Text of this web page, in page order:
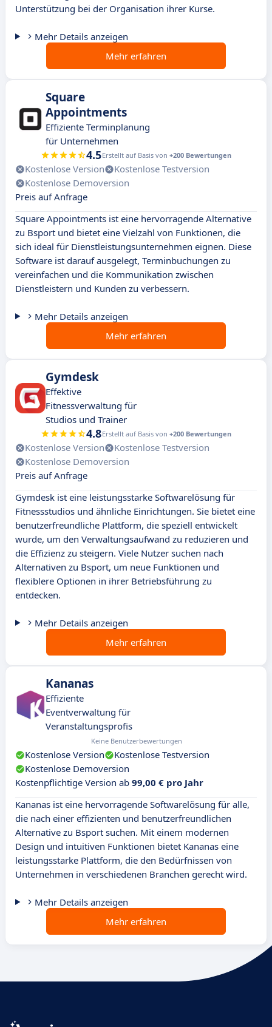
Unterstützung bei der Organisation ihrer Kurse.
Mehr Details anzeigen
Mehr erfahren
Square
Appointments
Effiziente Terminplanung
für Unternehmen
4.5Erstellt auf Basis von +200 Bewertungen
Kostenlose Version
Kostenlose Testversion
Kostenlose Demoversion
Preis auf Anfrage
Square Appointments ist eine hervorragende Alternative
zu Bsport und bietet eine Vielzahl von Funktionen, die
sich ideal für Dienstleistungsunternehmen eignen. Diese
Software ist darauf ausgelegt, Terminbuchungen zu
vereinfachen und die Kommunikation zwischen
Dienstleistern und Kunden zu verbessern.
Mehr Details anzeigen
Mehr erfahren
Gymdesk
Effektive
Fitnessverwaltung für
Studios und Trainer
4.8Erstellt auf Basis von +200 Bewertungen
Kostenlose Version
Kostenlose Testversion
Kostenlose Demoversion
Preis auf Anfrage
Gymdesk ist eine leistungsstarke Softwarelösung für
Fitnessstudios und ähnliche Einrichtungen. Sie bietet eine
benutzerfreundliche Plattform, die speziell entwickelt
wurde, um den Verwaltungsaufwand zu reduzieren und
die Effizienz zu steigern. Viele Nutzer suchen nach
Alternativen zu Bsport, um neue Funktionen und
flexiblere Optionen in ihrer Betriebsführung zu
entdecken.
Mehr Details anzeigen
Mehr erfahren
Kananas
Effiziente
Eventverwaltung für
Veranstaltungsprofis
Keine Benutzerbewertungen
Kostenlose Version
Kostenlose Testversion
Kostenlose Demoversion
Kostenpflichtige Version ab 99,00 € pro Jahr
Kananas ist eine hervorragende Softwarelösung für alle,
die nach einer effizienten und benutzerfreundlichen
Alternative zu Bsport suchen. Mit einem modernen
Design und intuitiven Funktionen bietet Kananas eine
leistungsstarke Plattform, die den Bedürfnissen von
Unternehmen in verschiedenen Branchen gerecht wird.
Mehr Details anzeigen
Mehr erfahren